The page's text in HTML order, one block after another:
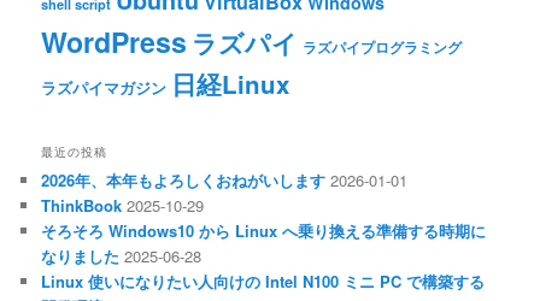
shell script
WordPress ラズパイ ラズパイプログラミング
ラズパイマガジン 日経Linux
最近の投稿
2026年、本年もよろしくおねがいします 2026-01-01
ThinkBook 2025-10-29
そろそろ Windows10 から Linux へ乗り換える準備する時期に
なりました 2025-06-28
Linux 使いになりたい人向けの Intel N100 ミニ PC で構築する